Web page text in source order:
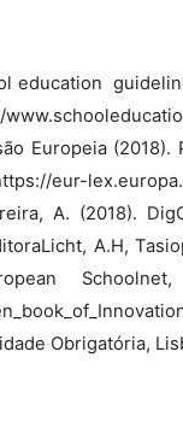
education 
Europeia (2018).
A. (2018).
A.H,
Obrigatória,